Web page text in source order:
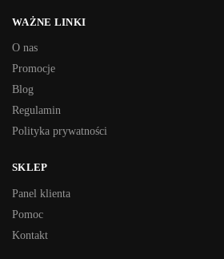
WAŻNE LINKI
O nas
Promocje
Blog
Regulamin
Polityka prywatności
SKLEP
Panel klienta
Pomoc
Kontakt